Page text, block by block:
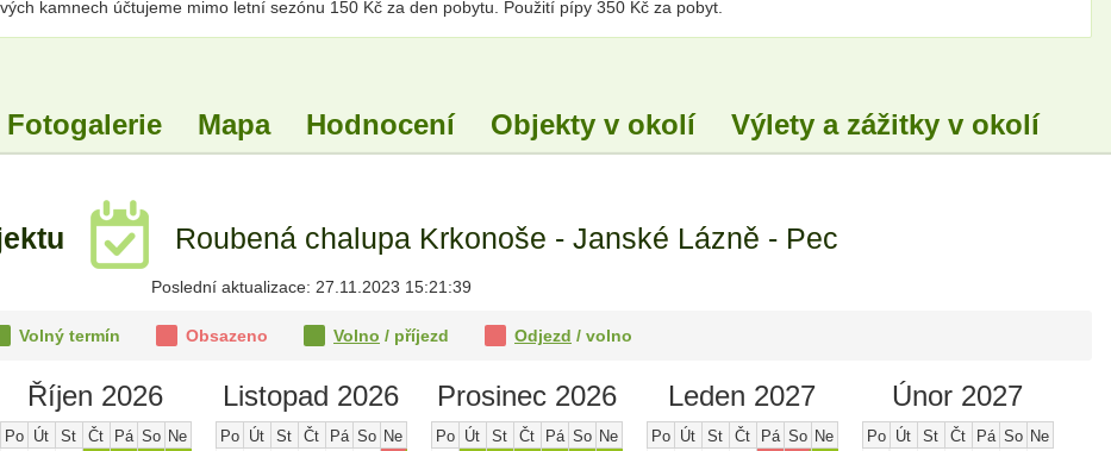
kamnech účtujeme mimo letní sezónu 150 Kč za den pobytu. Použití pípy 350 Kč za pobyt.
Fotogalerie Mapa Hodnocení Objekty v okolí Výlety a zážitky v okolí
Roubená chalupa Krkonoše - Janské Lázně - Pec
Poslední aktualizace: 27.11.2023 15:21:39
Volný termín Obsazeno Volno / příjezd Odjezd / volno
Říjen 2026
Po Út St Čt Pá So Ne
Listopad 2026
Po Út St Čt Pá So Ne
Prosinec 2026
Po Út St Čt Pá So Ne
Leden 2027
Po Út St Čt Pá So Ne
Únor 2027
Po Út St Čt Pá So Ne